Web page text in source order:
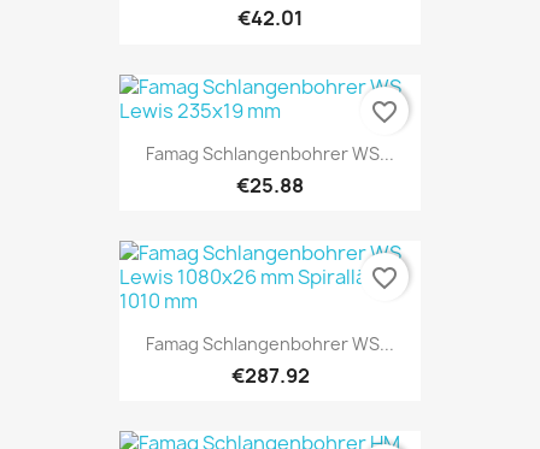
€42.01
Famag Schlangenbohrer WS...
€25.88
favorite_border
Famag Schlangenbohrer WS...
€287.92
favorite_border